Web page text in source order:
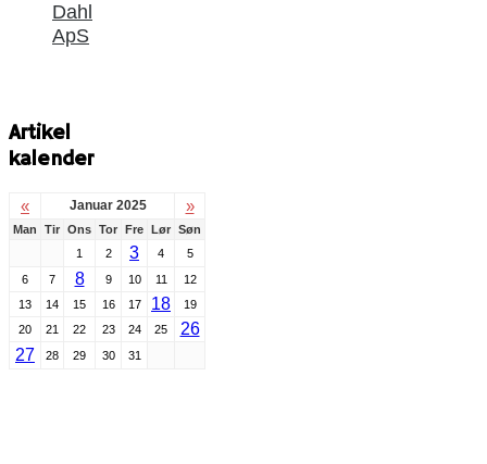
Dahl
ApS
Artikel
kalender
« Januar 2025 »
Man Tir Ons Tor Fre Lør Søn
1
2 3 4
5
6
7 8 9 10 11
12
13
14 15 16 17 18
19
20
21 22 23 24 25
26
27
28 29 30 31